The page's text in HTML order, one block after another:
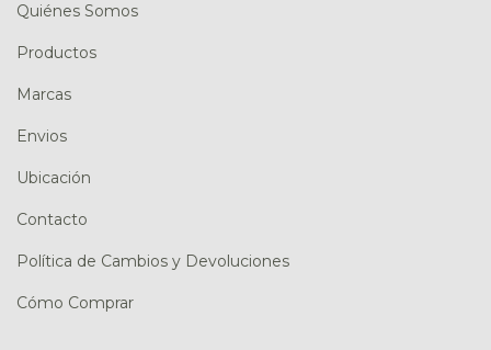
Quiénes Somos
Productos
Marcas
Envios
Ubicación
Contacto
Política de Cambios y Devoluciones
Cómo Comprar